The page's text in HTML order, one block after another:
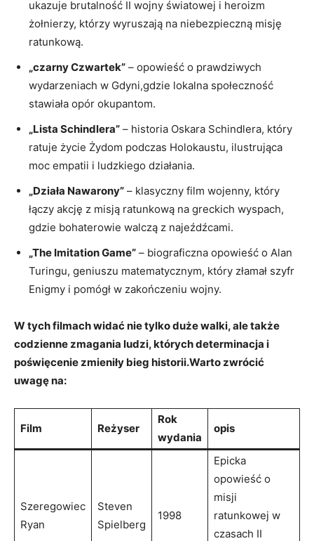
ukazuje brutalność II wojny światowej i heroizm
żołnierzy, którzy wyruszają na niebezpieczną misję
ratunkową.
„czarny Czwartek” – opowieść o prawdziwych
wydarzeniach w Gdyni,gdzie lokalna społeczność
stawiała opór okupantom.
„Lista Schindlera” – historia Oskara Schindlera, który
ratuje życie Żydom podczas Holokaustu, ilustrująca
moc empatii i ludzkiego działania.
„Działa Nawarony” – klasyczny film wojenny, który
łączy akcję z misją ratunkową na greckich wyspach,
gdzie bohaterowie walczą z najeźdźcami.
„The Imitation Game” – biograficzna opowieść o Alan
Turingu, geniuszu matematycznym, który złamał szyfr
Enigmy i pomógł w zakończeniu wojny.
W tych filmach widać nie tylko duże walki, ale także
codzienne zmagania ludzi, których determinacja i
poświęcenie zmieniły bieg historii.Warto zwrócić
uwagę na:
Film Reżyser
Rok
wydania
opis
Szeregowiec
Ryan
Steven
Spielberg
1998
Epicka
opowieść o
misji
ratunkowej w
czasach II